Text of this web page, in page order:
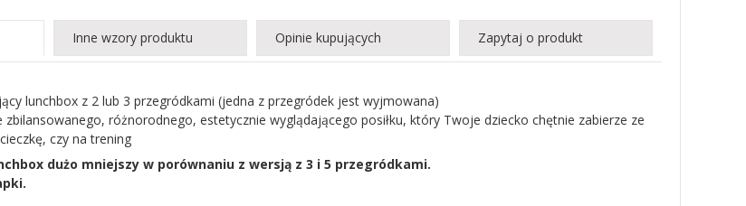
Inne wzory produktu Opinie kupujących Zapytaj o produkt
lunchbox z 2 lub 3 przegródkami (jedna z przegródek jest wyjmowana)
zbilansowanego, różnorodnego, estetycznie wyglądającego posiłku, który Twoje dziecko chętnie zabierze ze
czy na trening
dużo mniejszy w porównaniu z wersją z 3 i 5 przegródkami.